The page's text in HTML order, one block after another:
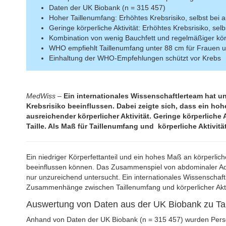
Daten der UK Biobank (n = 315 457)
Hoher Taillenumfang: Erhöhtes Krebsrisiko, selbst bei
Geringe körperliche Aktivität: Erhöhtes Krebsrisiko,
Kombination von wenig Bauchfett und regelmäßiger
WHO empfiehlt Taillenumfang unter 88 cm für Frauen
Einhaltung der WHO-Empfehlungen schützt vor Krebs
MedWiss – Ein internationales Wissenschaftlerteam hat
Krebsrisiko beeinflussen. Dabei zeigte sich, dass ein
ausreichender körperlicher Aktivität. Geringe
Taille. Als Maß für Taillenumfang und körperliche
Ein niedriger Körperfettanteil und ein hohes Maß an
beeinflussen können. Das Zusammenspiel von abdominaler
nur unzureichend untersucht. Ein internationales
Zusammenhänge zwischen Taillenumfang und körperlicher
Auswertung von Daten aus der UK Biobank zu
Anhand von Daten der UK Biobank (n = 315 457) wurden